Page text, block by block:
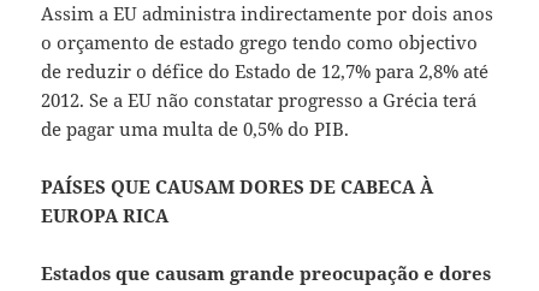
Assim a EU administra indirectamente por dois anos
o orçamento de estado grego tendo como objectivo
de reduzir o défice do Estado de 12,7% para 2,8% até
2012. Se a EU não constatar progresso a Grécia terá
de pagar uma multa de 0,5% do PIB.
PAÍSES QUE CAUSAM DORES DE CABECA À
EUROPA RICA
Estados que causam grande preocupação e dores